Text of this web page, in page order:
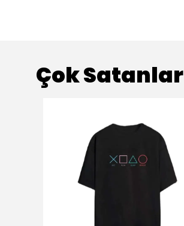
Çok Satanlar